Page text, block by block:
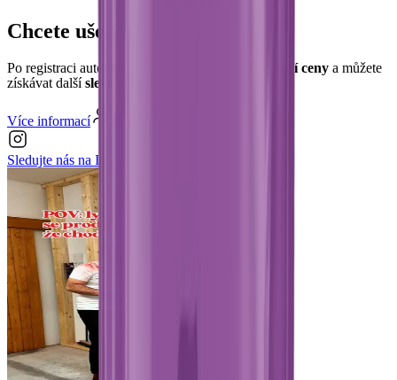
Chcete ušetřit?
Po registraci automaticky a okamžitě dostanete lepší ceny a můžete
získávat dalšíslevové poukazy
Více informací
Sledujte nás na Instagramu